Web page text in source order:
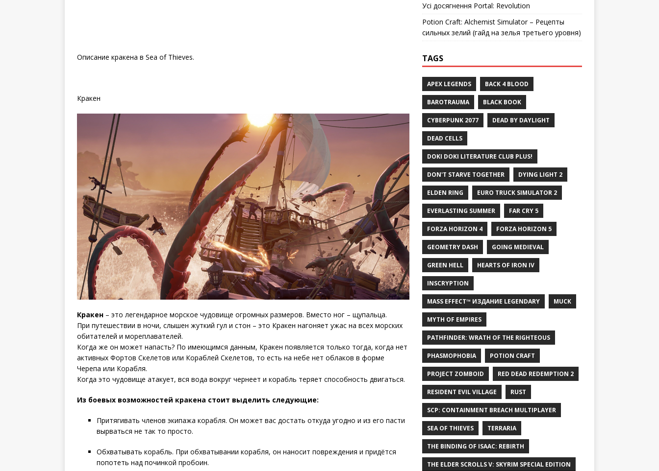
Описание кракена в Sea of Thieves.
Кракен
Кракен – это легендарное морское чудовище огромных размеров. Вместо ног – щупальца.
При путешествии в ночи, слышен жуткий гул и стон – это Кракен нагоняет ужас на всех морских
обитателей и мореплавателей.
Когда же он может напасть? По имеющимся данным, Кракен появляется только тогда, когда нет
активных Фортов Скелетов или Кораблей Скелетов, то есть на небе нет облаков в форме
Черепа или Корабля.
Когда это чудовище атакует, вся вода вокруг чернеет и корабль теряет способность двигаться.
Из боевых возможностей кракена стоит выделить следующие:
Притягивать членов экипажа корабля. Он может вас достать откуда угодно и из его пасти
вырваться не так то просто.
Обхватывать корабль. При обхватывании корабля, он наносит повреждения и придётся
попотеть над починкой пробоин.
Усі досягнення Portal: Revolution
Potion Craft: Alchemist Simulator – Рецепты
сильных зелий (гайд на зелья третьего уровня)
TAGS
APEX LEGENDS BACK 4 BLOOD
BAROTRAUMA BLACK BOOK
CYBERPUNK 2077 DEAD BY DAYLIGHT
DEAD CELLS
DOKI DOKI LITERATURE CLUB PLUS!
DON'T STARVE TOGETHER DYING LIGHT 2
ELDEN RING EURO TRUCK SIMULATOR 2
EVERLASTING SUMMER FAR CRY 5
FORZA HORIZON 4 FORZA HORIZON 5
GEOMETRY DASH GOING MEDIEVAL
GREEN HELL HEARTS OF IRON IV
INSCRYPTION
MASS EFFECT™ ИЗДАНИЕ LEGENDARY MUCK
MYTH OF EMPIRES
PATHFINDER: WRATH OF THE RIGHTEOUS
PHASMOPHOBIA POTION CRAFT
PROJECT ZOMBOID RED DEAD REDEMPTION 2
RESIDENT EVIL VILLAGE RUST
SCP: CONTAINMENT BREACH MULTIPLAYER
SEA OF THIEVES TERRARIA
THE BINDING OF ISAAC: REBIRTH
THE ELDER SCROLLS V: SKYRIM SPECIAL EDITION